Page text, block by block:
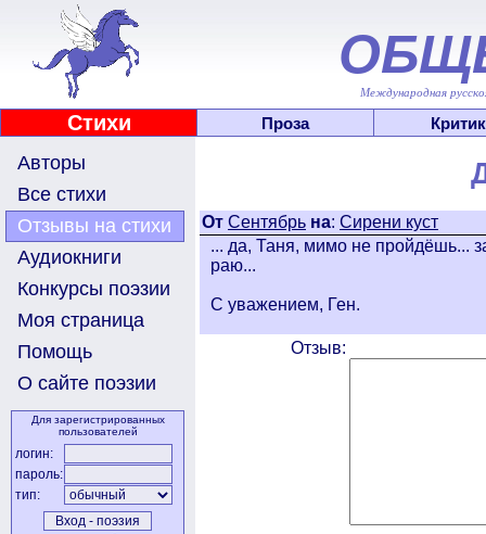
Международная
Стихи Проза
Авторы
Все стихи
Отзывы на стихи
Аудиокниги
Конкурсы поэзии
Моя страница
Помощь
О сайте поэзии
Для зарегистрированных
пользователей
логин:
пароль:
тип:
От Сентябрь на: Сирени куст
... да, Таня, мимо не пройдёшь...
раю...
С уважением, Ген.
Отзыв: